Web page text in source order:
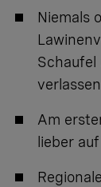
Niemals
Schaufel
Am
lieber